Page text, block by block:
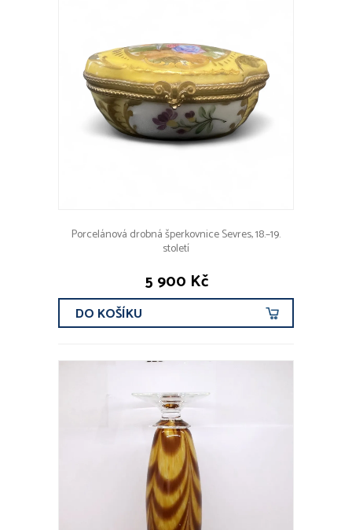
Porcelánová drobná šperkovnice Sevres, 18.–19.
století
5 900 Kč
DO KOŠÍKU